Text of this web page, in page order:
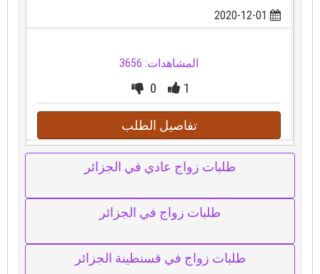
2020-12-01
المشاهدات: 3656
1
0
تفاصيل الطلب
طلبات زواج عادي في الجزائر
طلبات زواج في الجزائر
طلبات زواج في قسنطينة الجزائر